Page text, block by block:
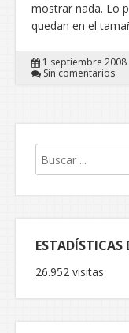
mostrar nada. Lo
quedan en el
1 septiembre 2008
Sin comentarios
ESTADÍSTICAS
26.952 visitas